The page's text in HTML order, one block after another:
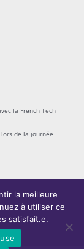
la French Tech
de la journée
la meilleure
à utiliser ce
satisfait.e.